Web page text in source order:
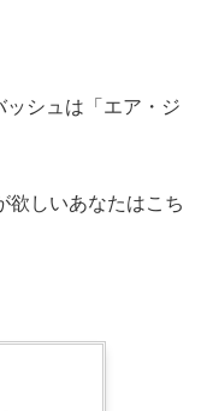
シュは「エア・ジ
欲しいあなたはこち